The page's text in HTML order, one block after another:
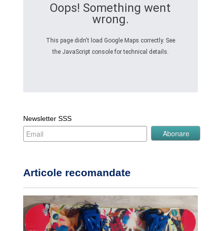
Oops! Something went
wrong.
This page didn't load Google Maps correctly. See
the JavaScript console for technical details.
Newsletter SSS
Articole recomandate